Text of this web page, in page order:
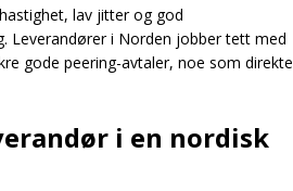
lav jitter og god
Leverandører i Norden jobber tett med
gode peering-avtaler, noe som direkte
i en nordisk